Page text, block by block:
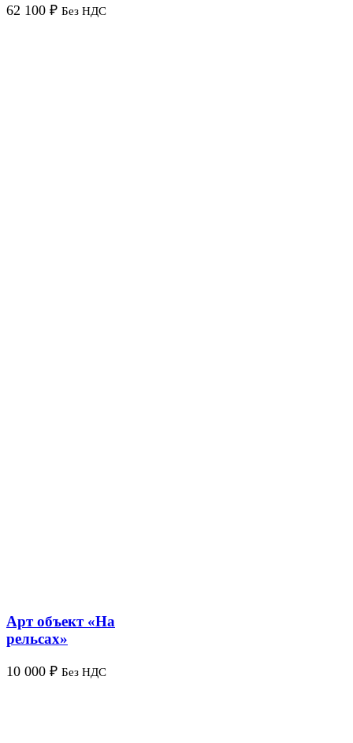
62 100 ₽ Без НДС
Арт объект «На
рельсах»
10 000 ₽ Без НДС